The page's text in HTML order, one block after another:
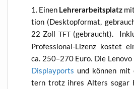
Einen Leh­rer­ar­beits­platz
tion (Desk­top­for­mat,
22 Zoll TFT(gebraucht).
Pro­fes­sio­nal-Lizenz kos­tet
ca. 250–270 Euro. Die
Dis­play­po­rts und kön­nen mit
tern trotz ihres Alters sogar